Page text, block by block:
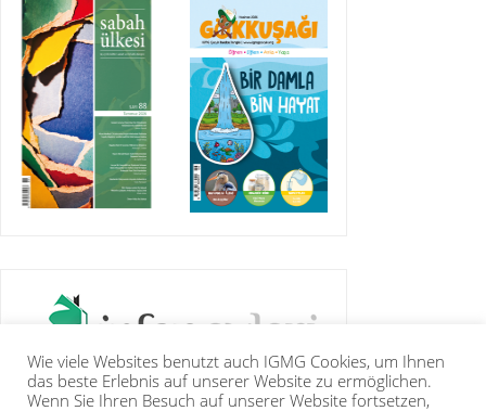
Wie viele Websites benutzt auch IGMG Cookies, um Ihnen
das beste Erlebnis auf unserer Website zu ermöglichen.
Wenn Sie Ihren Besuch auf unserer Website fortsetzen,